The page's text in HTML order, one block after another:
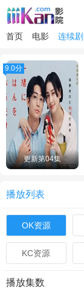
首页 电影 连续剧
9.0分
更新第04集
播放列表
OK资源
KC资源
播放集数